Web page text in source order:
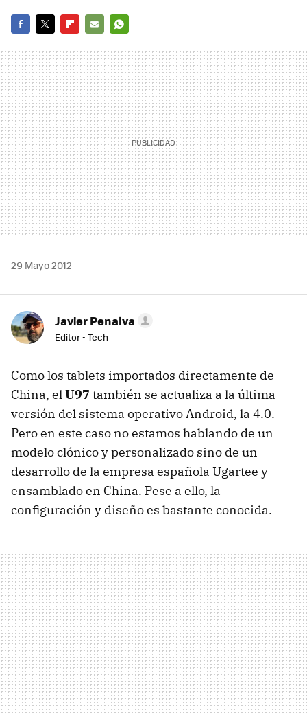
MAIL
29 Mayo 2012
Javier Penalva
Editor - Tech
Como los tablets importados directamente de
China, elU97 también se actualiza a la última
versión del sistema operativo Android, la 4.0.
Pero en este caso no estamos hablando de un
modelo clónico y personalizado sino de un
desarrollo de la empresa española Ugartee y
ensamblado en China. Pese a ello, la
configuración y diseño es bastante conocida.